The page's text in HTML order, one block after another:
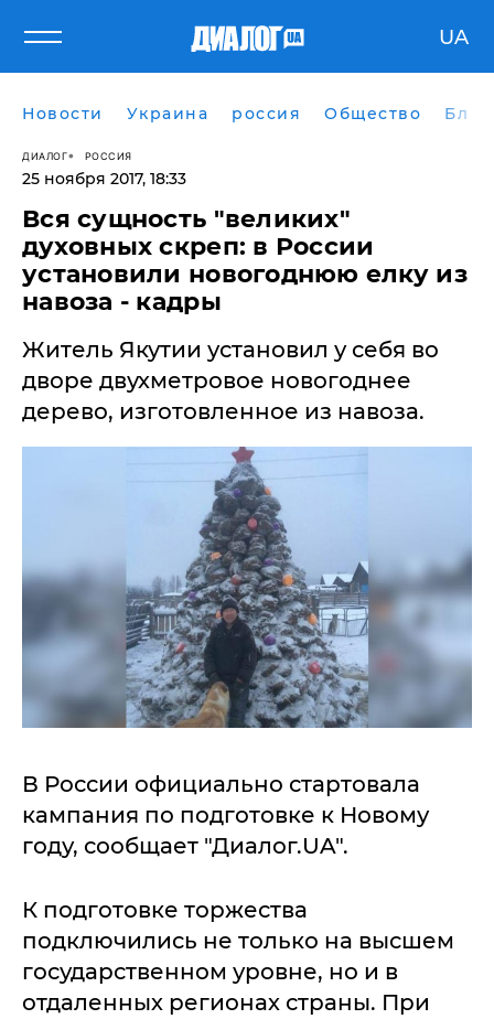
UA
Новости Украина россия Общество
ДИАЛОГ РОССИЯ
25 ноября 2017, 18:33
Вся сущность "великих"
духовных скреп: в России
установили новогоднюю елку из
навоза - кадры
Житель Якутии установил у себя во
дворе двухметровое новогоднее
дерево, изготовленное из навоза.
В России официально стартовала
кампания по подготовке к Новому
году, сообщает "Диалог.UA".
К подготовке торжества
подключились не только на высшем
государственном уровне, но и в
отдаленных регионах страны. При